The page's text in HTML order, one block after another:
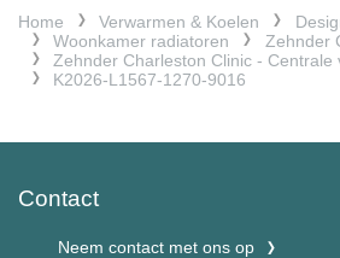
Home Verwarmen & Koelen
Woonkamer radiatoren
Zehnder
Zehnder Charleston Clinic - Centrale
K2026-L1567-1270-9016
Contact
Neem contact met ons op